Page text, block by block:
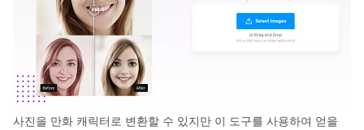
사진을 만화 캐릭터로 변환할 수 있지만 이 도구를 사용하여 얻을